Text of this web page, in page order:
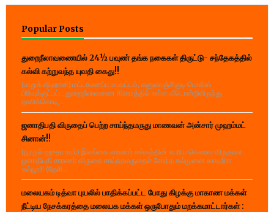
Popular Posts
துறைநீலாவணையில் 24½ பவுண் தங்க நகைகள் திருட்டு- சந்தேகத்தில்
கல்வி கற்றுவந்த யுவதி கைது!!
(பாறுக் ஷிஹான்) மட்டக்களப்பு மாவட்டம், களுவாஞ்சிகுடி பொலிஸ்
பிரிவுக்குட்பட்ட துறைநீலாவணை கிராமத்தில் உள்ள வீடொன்றிலிருந்து
தாலிக்கொடி,...
ஜனாதிபதி விருதைப் பெற்ற சாய்ந்தமருது மாணவன் அன்சார் முஹம்மட்
சினான்!!
(நூருல் ஹுதா உமர்) இலங்கை சாரணர் சங்கத்தின் உயரிய கௌரவ விருதான
ஜனாதிபதி சாரணர் விருதை சாய்ந்தமருதைச் சேர்ந்த கல்முனை ஸாஹிரா
கல்லூரி (தேசி...
மலையகம் டித்வா புயலில் பாதிக்கப்பட்ட போது கிழக்கு மாகாண மக்கள்
நீட்டிய நேசக்கரத்தை மலையக மக்கள் ஒருபோதும் மறக்கமாட்டார்கள் :